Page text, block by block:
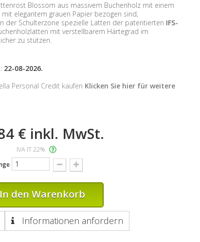
Blossom aus massivem Buchenholz mit einem
elegantem grauen Papier bezogen sind,
der Schulterzone spezielle Latten der patentierten IFS-
mit verstellbarem Härtegrad im
zu stützen.
22-08-2026.
Personal Credit kaufen Klicken Sie hier für weitere
€ inkl. MwSt.
IVA IT 22%
In den Warenkorb
Informationen anfordern